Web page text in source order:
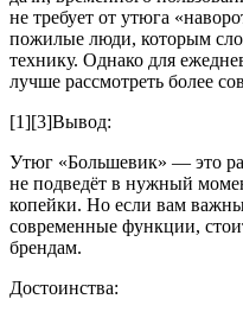
не требует от утюга
пожилые люди, которым
технику. Однако для
лучше рассмотреть более
[1][3]Вывод:
Утюг «Большевик» — это
не подведёт в нужный
копейки. Но если вам важны
современные функции,
брендам.
Достоинства: